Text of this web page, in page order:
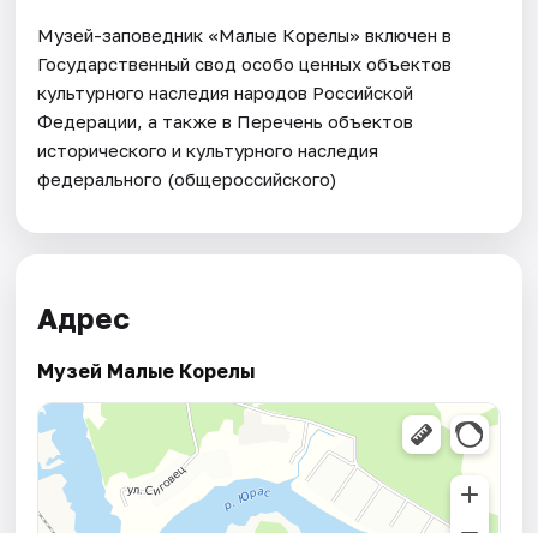
Музей-заповедник «Малые Корелы» включен в
Государственный свод особо ценных объектов
культурного наследия народов Российской
Федерации, а также в Перечень объектов
исторического и культурного наследия
федерального (общероссийского)
Адрес
Музей Малые Корелы